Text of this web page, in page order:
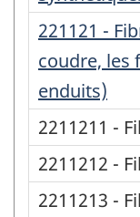
221121 -
coudre, les
enduits)
2211211 -
2211212 -
2211213 -